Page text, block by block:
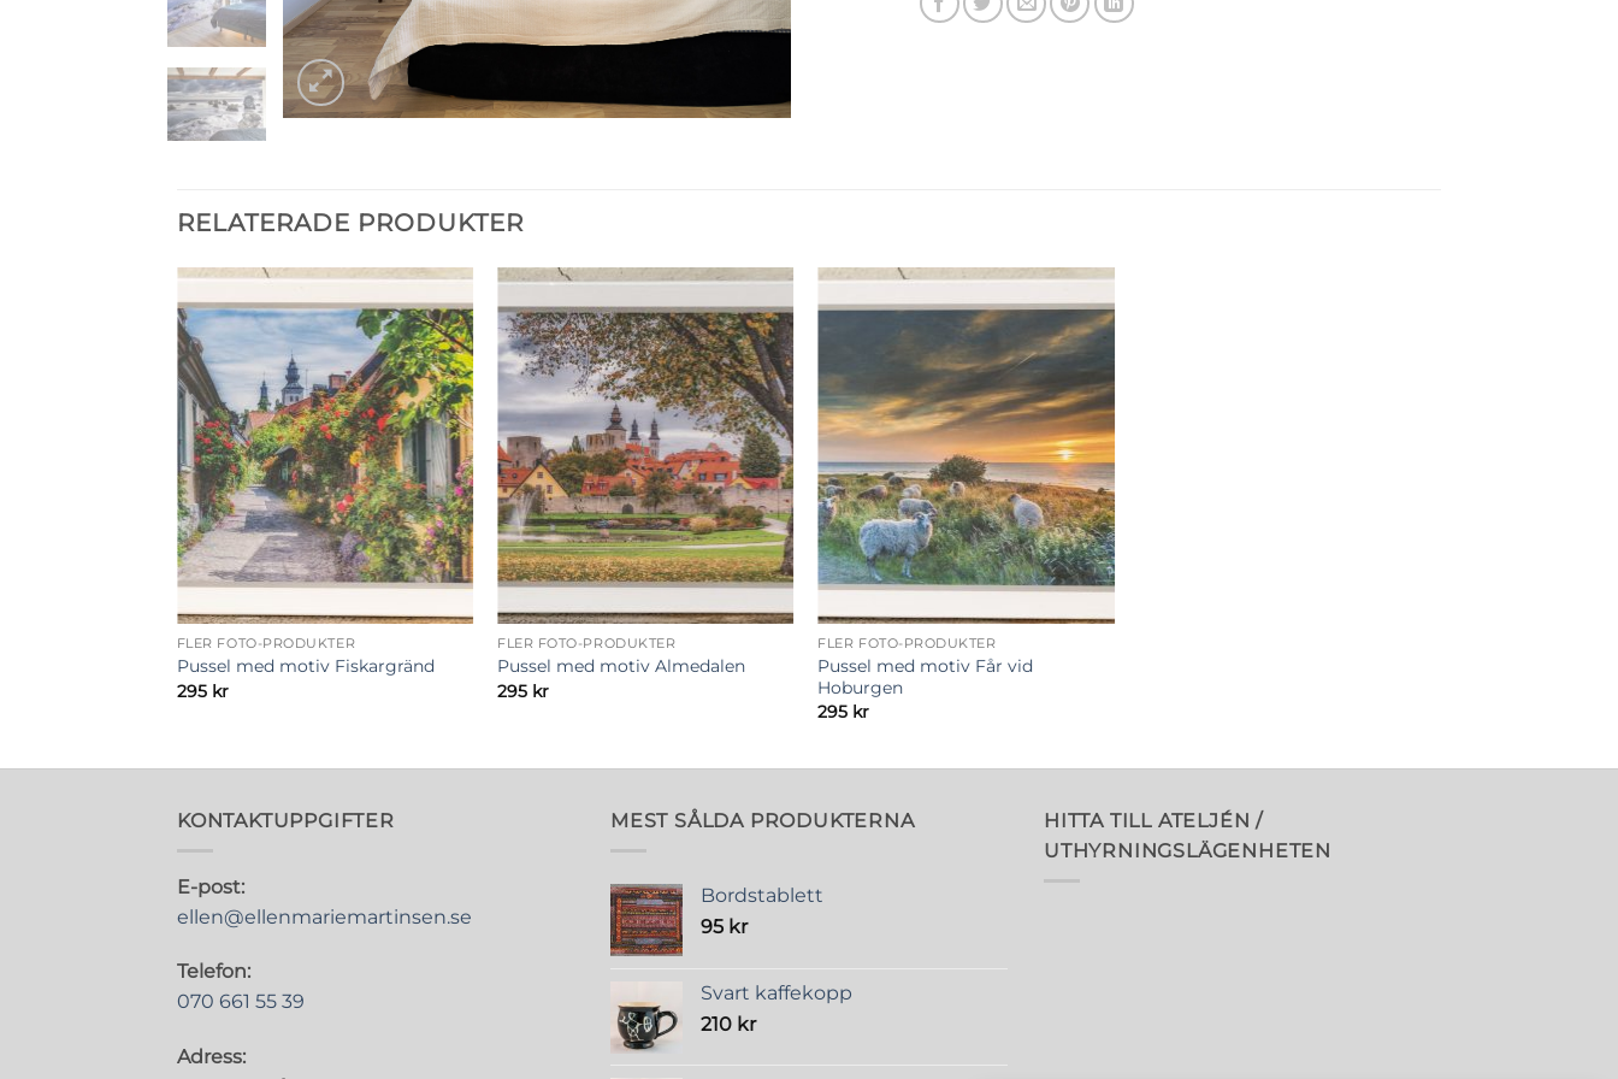
RELATERADE PRODUKTER
FLER FOTO-PRODUKTER
Pussel med motiv Fiskargränd
295 kr
FLER FOTO-PRODUKTER
Pussel med motiv Almedalen
295 kr
FLER FOTO-PRODUKTER
Pussel med motiv Får vid
Hoburgen
295 kr
KONTAKTUPPGIFTER
E-post:
ellen@ellenmariemartinsen.se
Telefon:
070 661 55 39
Adress:
MEST SÅLDA PRODUKTERNA
Bordstablett
95 kr
Svart kaffekopp
210 kr
HITTA TILL ATELJÉN /
UTHYRNINGSLÄGENHETEN